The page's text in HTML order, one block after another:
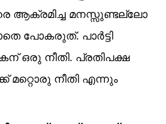
ആക്രമിച്ച മനസ്സുണ്ടല്ലോ
പോകരുത്. പാർട്ടി
ഒരു നീതി. പ്രതിപക്ഷ
മറ്റൊരു നീതി എന്നും